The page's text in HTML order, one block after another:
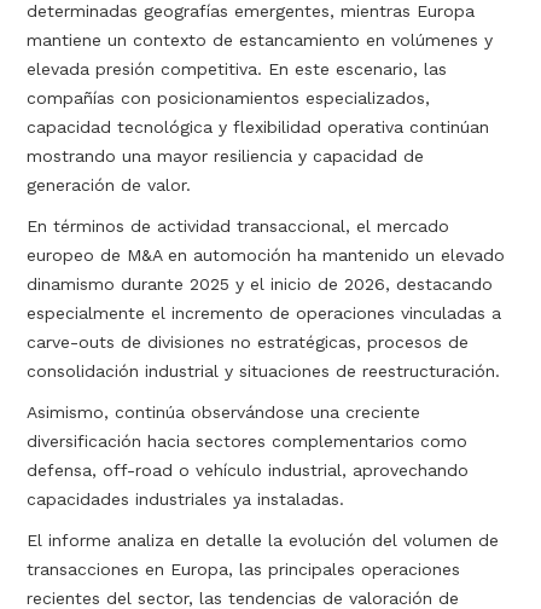
determinadas geografías emergentes, mientras Europa
mantiene un contexto de estancamiento en volúmenes y
elevada presión competitiva. En este escenario, las
compañías con posicionamientos especializados,
capacidad tecnológica y flexibilidad operativa continúan
mostrando una mayor resiliencia y capacidad de
generación de valor.
En términos de actividad transaccional, el mercado
europeo de M&A en automoción ha mantenido un elevado
dinamismo durante 2025 y el inicio de 2026, destacando
especialmente el incremento de operaciones vinculadas a
carve-outs de divisiones no estratégicas, procesos de
consolidación industrial y situaciones de reestructuración.
Asimismo, continúa observándose una creciente
diversificación hacia sectores complementarios como
defensa, off-road o vehículo industrial, aprovechando
capacidades industriales ya instaladas.
El informe analiza en detalle la evolución del volumen de
transacciones en Europa, las principales operaciones
recientes del sector, las tendencias de valoración de